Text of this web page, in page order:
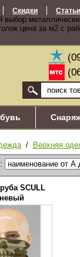
Скидки Статьи
выбор
цена за м2 с
/ Верхняя
SCULL